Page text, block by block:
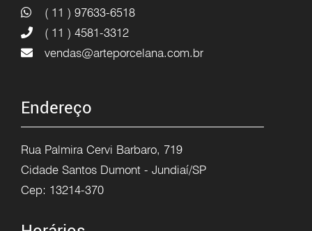
( 11 ) 97633-6518
( 11 ) 4581-3312
vendas@arteporcelana.com.br
Endereço
Rua Palmira Cervi Barbaro, 719
Cidade Santos Dumont - Jundiaí/SP
Cep: 13214-370